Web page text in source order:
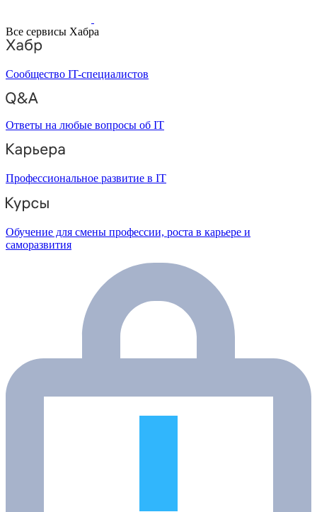
Все сервисы Хабра
Сообщество IT-специалистов
Ответы на любые вопросы об IT
Профессиональное развитие в IT
Обучение для смены профессии, роста в карьере и
саморазвития